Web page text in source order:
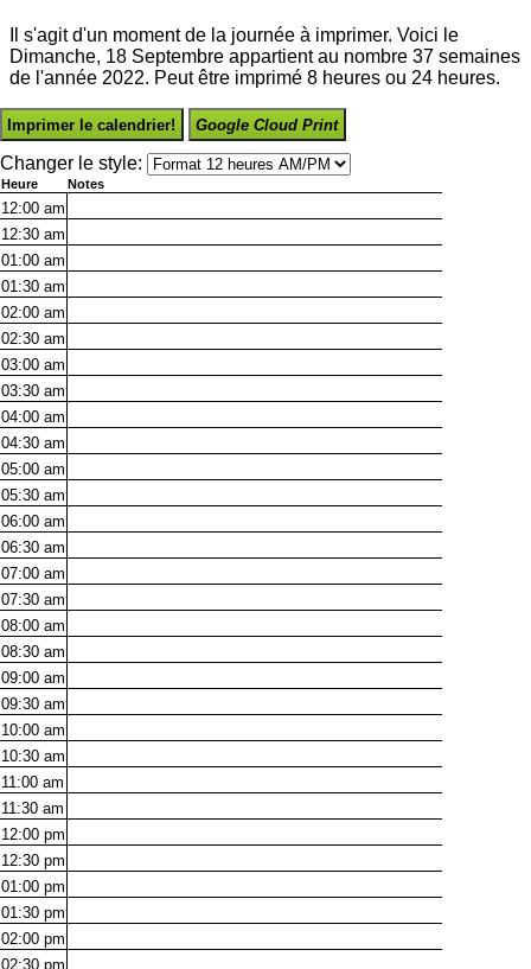
Il s'agit d'un moment de la journée à imprimer. Voici le
Dimanche, 18 Septembre appartient au nombre 37 semaines
de l'année 2022. Peut être imprimé 8 heures ou 24 heures.
Imprimer le calendrier! Google Cloud Print
Changer le style:
Heure Notes
12:00 am
12:30 am
01:00 am
01:30 am
02:00 am
02:30 am
03:00 am
03:30 am
04:00 am
04:30 am
05:00 am
05:30 am
06:00 am
06:30 am
07:00 am
07:30 am
08:00 am
08:30 am
09:00 am
09:30 am
10:00 am
10:30 am
11:00 am
11:30 am
12:00 pm
12:30 pm
01:00 pm
01:30 pm
02:00 pm
02:30 pm